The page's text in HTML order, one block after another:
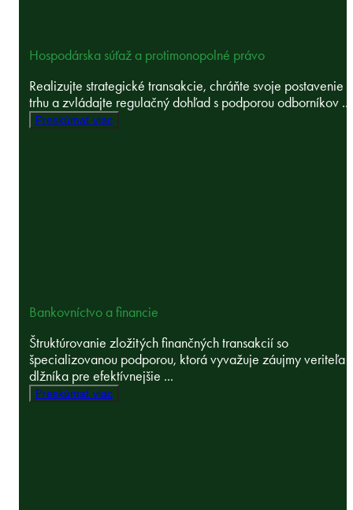
Hospodárska súťaž a protimonopolné právo
Realizujte strategické transakcie, chráňte svoje postavenie
trhu a zvládajte regulačný dohľad s podporou odborníkov ...
Preskúmať viac
Bankovníctvo a financie
Štruktúrovanie zložitých finančných transakcií so
špecializovanou podporou, ktorá vyvažuje záujmy veriteľa
dlžníka pre efektívnejšie ...
Preskúmať viac